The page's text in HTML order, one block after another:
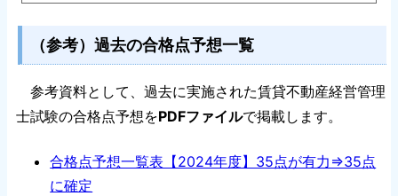
（参考）過去の合格点予想一覧
参考資料として、過去に実施された賃貸不動産経営管理
士試験の合格点予想をPDFファイルで掲載します。
合格点予想一覧表【2024年度】35点が有力⇒35点
に確定